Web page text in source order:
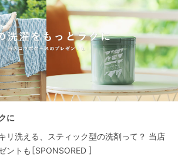
に
リ洗える、スティック型の洗剤って？ 当店
トも［SPONSORED ］